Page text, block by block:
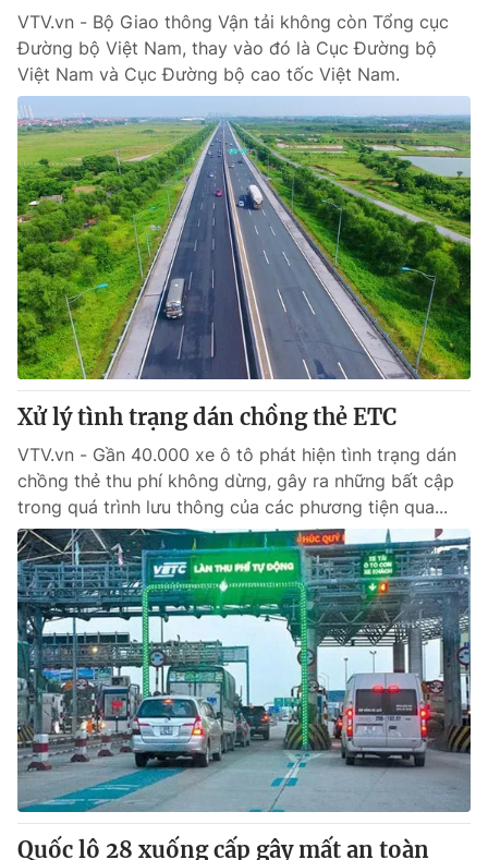
VTV.vn - Bộ Giao thông Vận tải không còn Tổng cục
Đường bộ Việt Nam, thay vào đó là Cục Đường bộ
Việt Nam và Cục Đường bộ cao tốc Việt Nam.
Xử lý tình trạng dán chồng thẻ ETC
VTV.vn - Gần 40.000 xe ô tô phát hiện tình trạng dán
chồng thẻ thu phí không dừng, gây ra những bất cập
trong quá trình lưu thông của các phương tiện qua...
Quốc lộ 28 xuống cấp gây mất an toàn